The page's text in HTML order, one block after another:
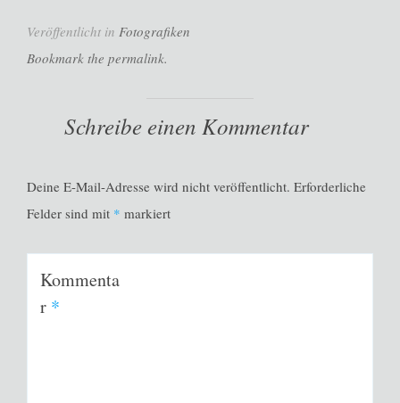
Veröffentlicht in Fotografiken
Bookmark the permalink.
Schreibe einen Kommentar
Deine E-Mail-Adresse wird nicht veröffentlicht. Erforderliche
Felder sind mit * markiert
Kommenta
r *